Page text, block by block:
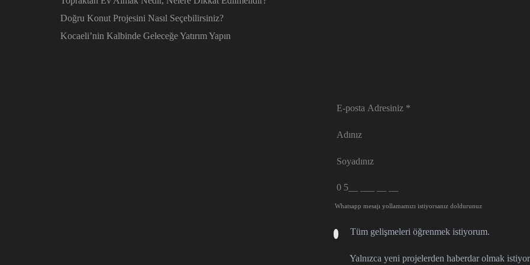
Doğru Konut Projesini Nasıl Seçebilirsiniz?
Kocaeli’nin Kalbinde Geleceğe Yatırım Yapın
Whatsapp mesajı yollamamızı istiyorsanız doldurunuz
Tüm gelişmeleri öğrenmek istiyorum.
Yalnızca yeni projelerden haberdar olmak